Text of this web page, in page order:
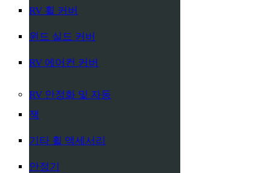
RV 휠 커버
윈드 실드 커버
RV 에어컨 커버
RV 안정화 및 자동
잭
기타 휠 액세서리
안정기